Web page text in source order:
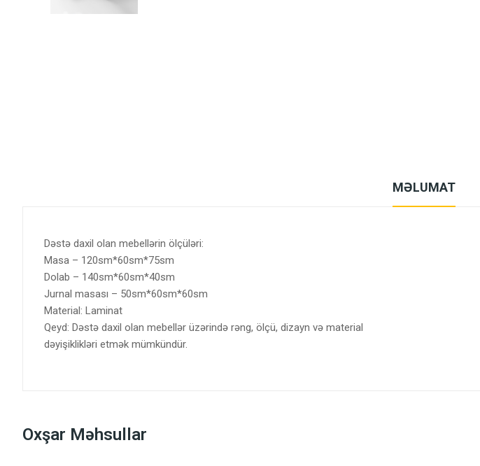
MƏLUMAT
Dəstə daxil olan mebellərin ölçüləri:
Masa – 120sm*60sm*75sm
Dolab – 140sm*60sm*40sm
Jurnal masası – 50sm*60sm*60sm
Material: Laminat
Qeyd: Dəstə daxil olan mebellər üzərində rəng, ölçü, dizayn və material
dəyişiklikləri etmək mümkündür.
Oxşar Məhsullar